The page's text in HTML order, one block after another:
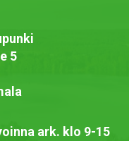
5
ark. klo 9-15